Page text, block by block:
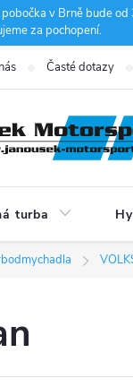
v Brně bude
za pochopení.
Časté dotazy
turba